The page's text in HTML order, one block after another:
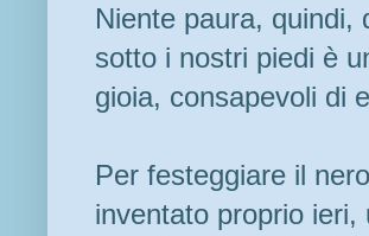
Niente paura, quindi,
sotto i nostri piedi è
gioia, consapevoli di
Per festeggiare il
inventato proprio